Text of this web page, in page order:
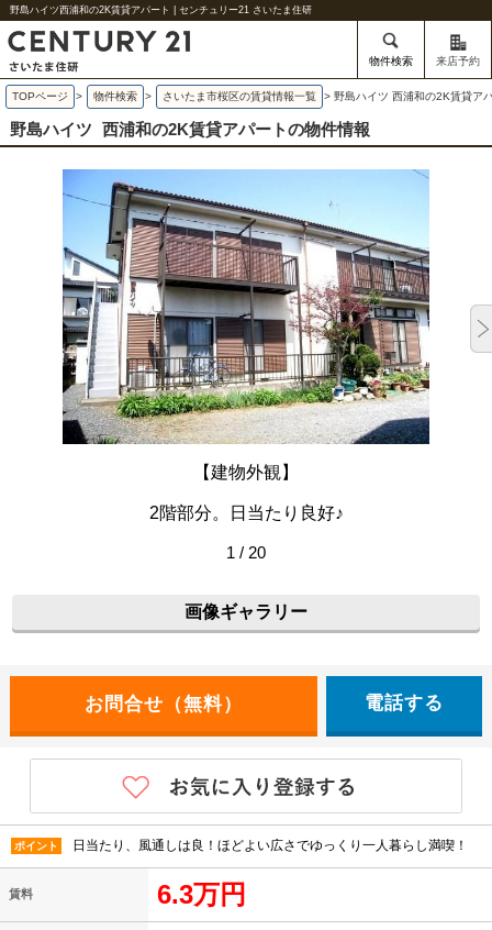
野島ハイツ西浦和の2K賃貸アパート | センチュリー21 さいたま住研
物件検索 来店予約
TOPページ > 物件検索 > さいたま市桜区の賃貸情報一覧 > 野島ハイツ 西浦和の2K賃貸ア
野島ハイツ 西浦和の2K賃貸アパートの物件情報
【建物外観】
2階部分。日当たり良好♪
1 / 20
画像ギャラリー
電話する
ポイント 日当たり、風通しは良！ほどよい広さでゆっくり一人暮らし満喫！
賃料 6.3万円